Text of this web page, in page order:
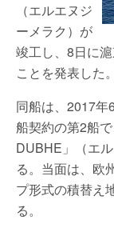
（エルエヌジ
ーメラク）が
竣工し、8日に
ことを発表した。
同船は、2017年
船契約の第2船
DUBHE」（エ
る。当面は、欧
プ形式の積替え
る。